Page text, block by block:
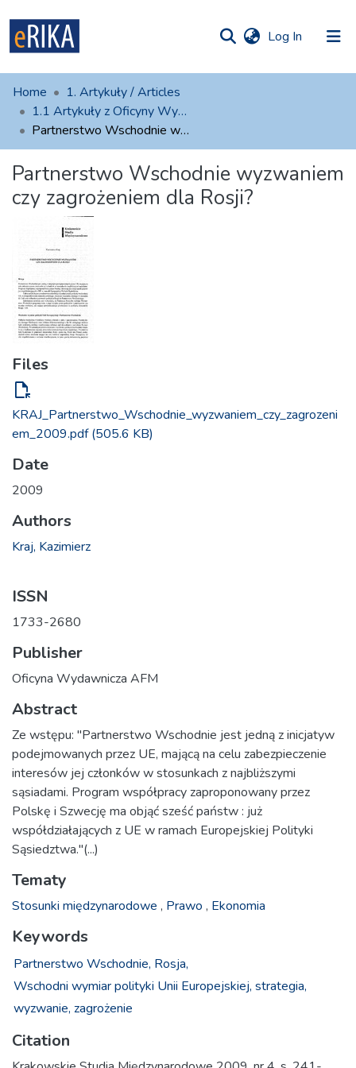
Log In (current)
UAFM
Information
Help
Contact
Home
1. Artykuły / Articles
1.1 Artykuły z Oficyny Wydawniczej AFM
Partnerstwo Wschodnie wyzwaniem czy zagrożeniem dla Rosji?
Partnerstwo Wschodnie wyzwaniem
czy zagrożeniem dla Rosji?
Files
file_open
KRAJ_Partnerstwo_Wschodnie_wyzwaniem_czy_zagrozeni
em_2009.pdf(505.6 KB)
Date
2009
Authors
Kraj, Kazimierz
ISSN
1733-2680
Publisher
Oficyna Wydawnicza AFM
Abstract
Ze wstępu: "Partnerstwo Wschodnie jest jedną z inicjatyw
podejmowanych przez UE, mającą na celu zabezpieczenie
interesów jej członków w stosunkach z najbliższymi
sąsiadami. Program współpracy zaproponowany przez
Polskę i Szwecję ma objąć sześć państw : już
współdziałających z UE w ramach Europejskiej Polityki
Sąsiedztwa."(...)
Tematy
Stosunki międzynarodowe , Prawo , Ekonomia
Keywords
Partnerstwo Wschodnie, Rosja,
Wschodni wymiar polityki Unii Europejskiej, strategia,
wyzwanie, zagrożenie
Citation